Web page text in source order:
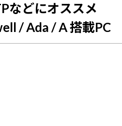
などにオススメ
/ Ada / A 搭載PC